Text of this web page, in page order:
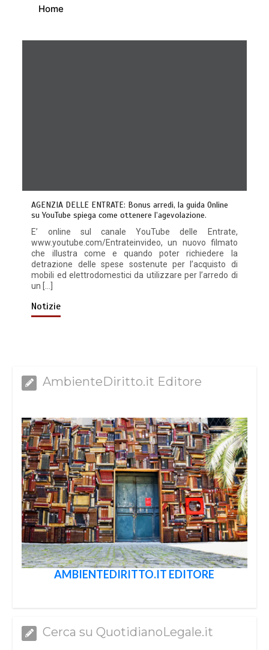
Home
AGENZIA DELLE ENTRATE: Bonus arredi, la guida Online
su YouTube spiega come ottenere l’agevolazione.
E’ online sul canale YouTube delle Entrate,
www.youtube.com/Entrateinvideo, un nuovo filmato
che illustra come e quando poter richiedere la
detrazione delle spese sostenute per l’acquisto di
mobili ed elettrodomestici da utilizzare per l’arredo di
un […]
Notizie
AmbienteDiritto.it Editore
AMBIENTEDIRITTO.IT EDITORE
Cerca su QuotidianoLegale.it